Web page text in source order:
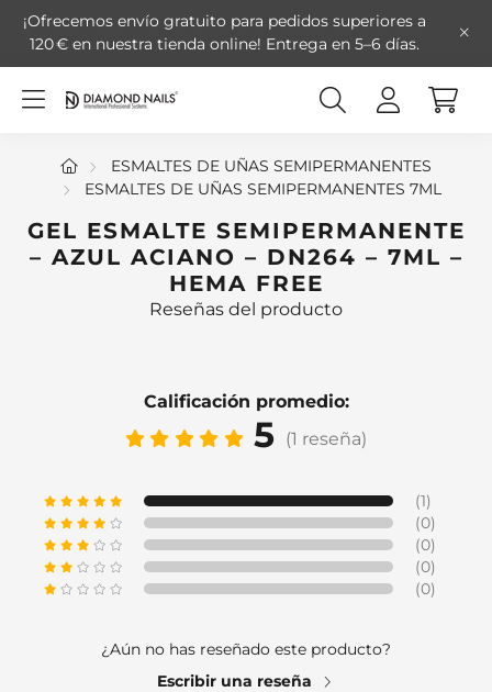
¡Ofrecemos envío gratuito para pedidos superiores a
120 € en nuestra tienda online! Entrega en 5–6 días.
ESMALTES DE UÑAS SEMIPERMANENTES
ESMALTES DE UÑAS SEMIPERMANENTES 7ML
GEL ESMALTE SEMIPERMANENTE
– AZUL ACIANO – DN264 – 7ML –
HEMA FREE
Reseñas del producto
Calificación promedio:
5 (1 reseña)
(1)
(0)
(0)
(0)
(0)
¿Aún no has reseñado este producto?
Escribir una reseña